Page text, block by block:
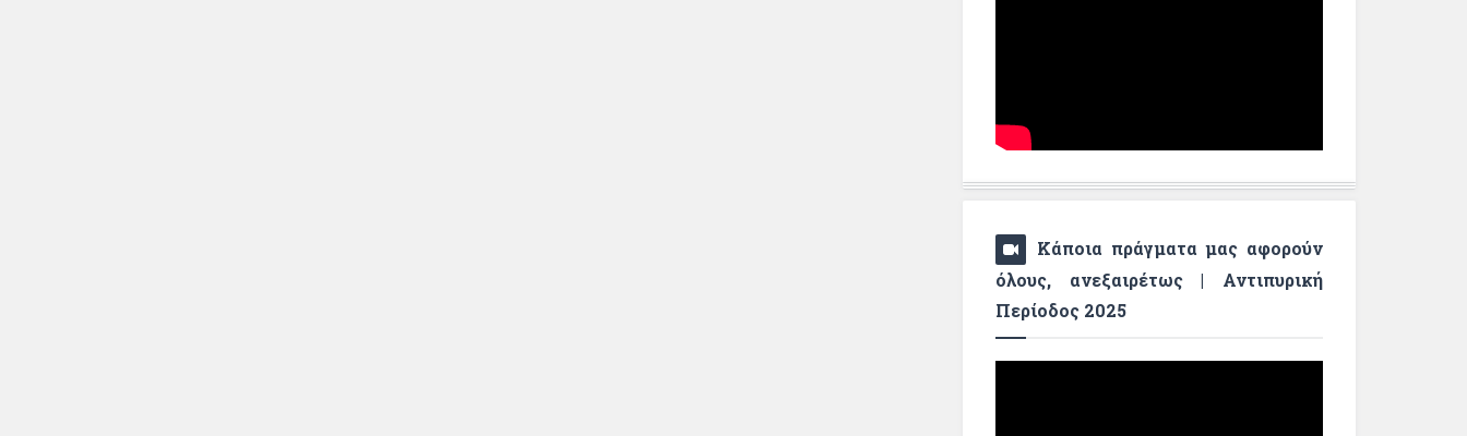
Κάποια πράγματα μας αφορούν
όλους, ανεξαιρέτως | Αντιπυρική
Περίοδος 2025